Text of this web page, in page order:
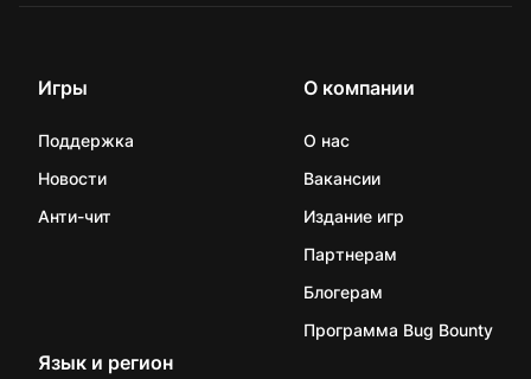
Игры
Поддержка
Новости
Анти-чит
О компании
О нас
Вакансии
Издание игр
Партнерам
Блогерам
Программа Bug Bounty
Язык и регион